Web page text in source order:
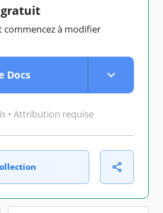
gratuit
commencez à modifier
Docs
• Attribution requise